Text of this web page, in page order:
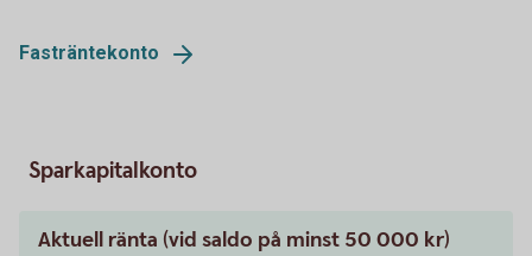
Fasträntekonto
Sparkapitalkonto
Aktuell ränta (vid saldo på minst 50 000 kr)